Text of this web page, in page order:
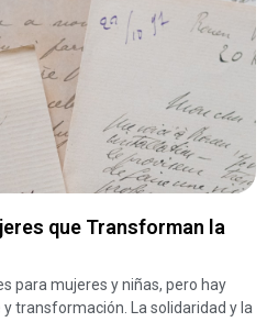
que Transforman la
para mujeres y niñas, pero hay
transformación. La solidaridad y la